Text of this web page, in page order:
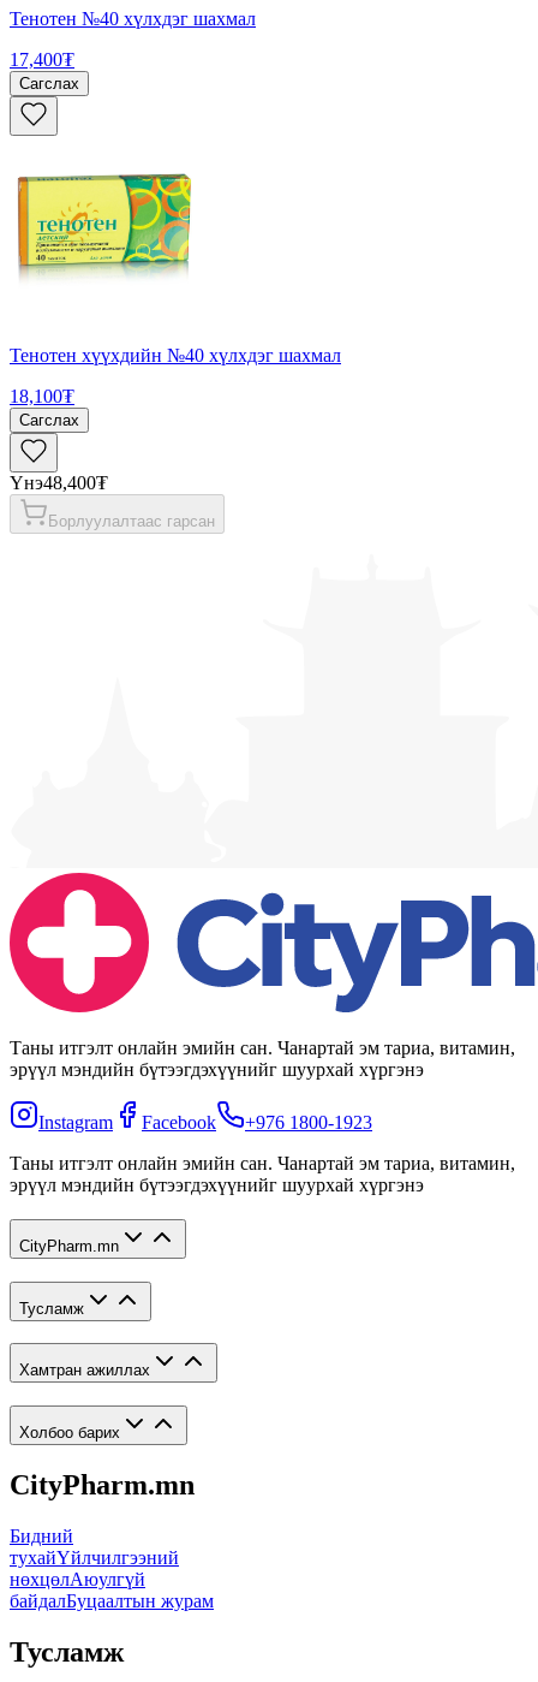
Тенотен №40 хүлхдэг шахмал
17,400₮
Сагслах
Тенотен хүүхдийн №40 хүлхдэг шахмал
18,100₮
Сагслах
Үнэ48,400₮
Борлуулалтаас гарсан
Таны итгэлт онлайн эмийн сан. Чанартай эм тариа, витамин,
эрүүл мэндийн бүтээгдэхүүнийг шуурхай хүргэнэ
Instagram Facebook
+976 1800-1923
Таны итгэлт онлайн эмийн сан. Чанартай эм тариа, витамин,
эрүүл мэндийн бүтээгдэхүүнийг шуурхай хүргэнэ
CityPharm.mn
Тусламж
Хамтран ажиллах
Холбоо барих
CityPharm.mn
Бидний
тухайҮйлчилгээний
нөхцөлАюулгүй
байдалБуцаалтын журам
Тусламж